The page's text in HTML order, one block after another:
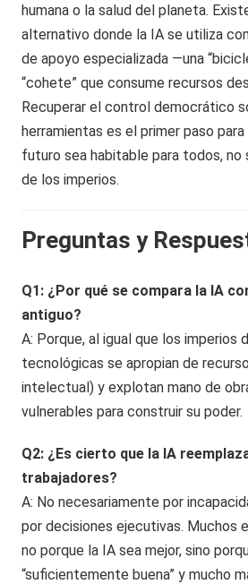
humana o la salud del planeta.
alternativo donde la IA se utiliza
de apoyo especializada —una
“cohete” que consume recursos
Recuperar el control democrático
herramientas es el primer paso
futuro sea habitable para todos, no
de los imperios.
Preguntas y
Q1: ¿Por qué se compara la IA
antiguo?
A: Porque, al igual que los imperios
tecnológicas se apropian de
intelectual) y explotan mano de
vulnerables para construir su poder.
Q2: ¿Es cierto que la IA
trabajadores?
A: No necesariamente por
por decisiones ejecutivas. Muchos
no porque la IA sea mejor, sino
“suficientemente buena” y mucho